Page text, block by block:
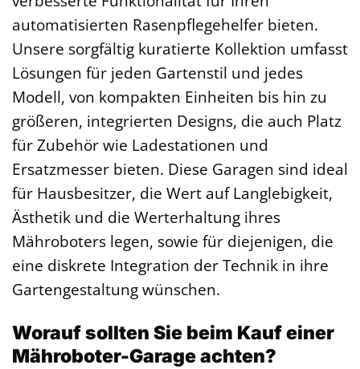
automatisierten Rasenpflegehelfer bieten.
Unsere sorgfältig kuratierte Kollektion umfasst
Lösungen für jeden Gartenstil und jedes
Modell, von kompakten Einheiten bis hin zu
größeren, integrierten Designs, die auch Platz
für Zubehör wie Ladestationen und
Ersatzmesser bieten. Diese Garagen sind ideal
für Hausbesitzer, die Wert auf Langlebigkeit,
Ästhetik und die Werterhaltung ihres
Mähroboters legen, sowie für diejenigen, die
eine diskrete Integration der Technik in ihre
Gartengestaltung wünschen.
Worauf sollten Sie beim Kauf einer
Mähroboter-Garage achten?